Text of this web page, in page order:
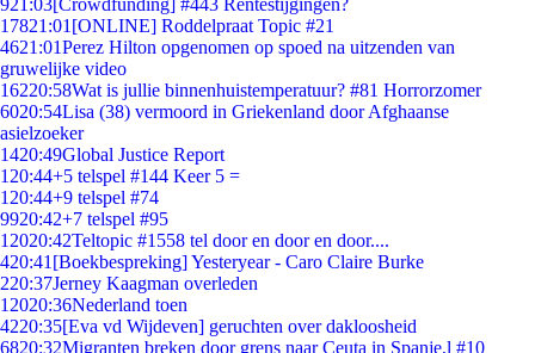
921:03[Crowdfunding] #443 Rentestijgingen?
17821:01 [ONLINE] Roddelpraat Topic #21
4621:01Perez Hilton opgenomen op spoed na uitzenden van
gruwelijke video
16220:58Wat is jullie binnenhuistemperatuur? #81 Horrorzomer
6020:54Lisa (38) vermoord in Griekenland door Afghaanse
asielzoeker
1420:49Global Justice Report
1 20:44+5 telspel #144 Keer 5 =
1 20:44+9 telspel #74
9920:42+7 telspel #95
12020:42Teltopic #1558 tel door en door en door....
420:41 [Boekbespreking] Yesteryear - Caro Claire Burke
220:37Jerney Kaagman overleden
12020:36Nederland toen
4220:35[Eva vd Wijdeven] geruchten over dakloosheid
6820:32Migranten breken door grens naar Ceuta in Spanje,l #10